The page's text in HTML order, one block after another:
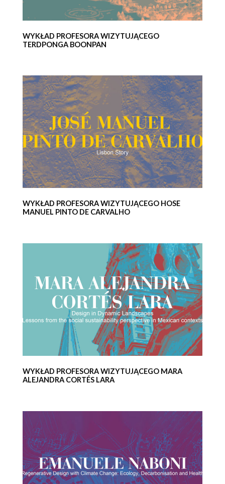
WYKŁAD PROFESORA WIZYTUJĄCEGO
TERDPONGA BOONPAN
WYKŁAD PROFESORA WIZYTUJĄCEGO HOSE
MANUEL PINTO DE CARVALHO
WYKŁAD PROFESORA WIZYTUJĄCEGO MARA
ALEJANDRA CORTÉS LARA